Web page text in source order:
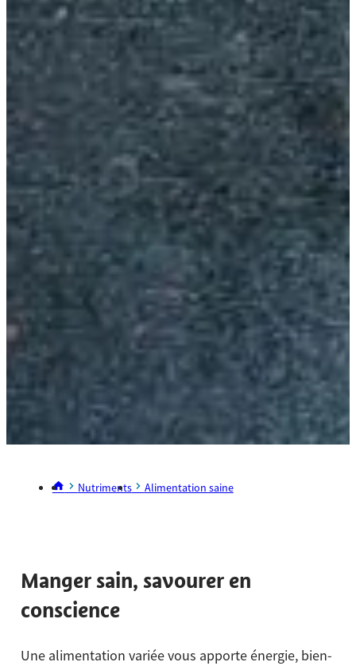
Nutriments Alimentation saine
Manger sain, savourer en
conscience
Une alimentation variée vous apporte énergie, bien-